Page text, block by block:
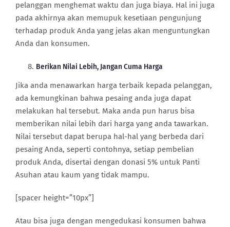
pelanggan menghemat waktu dan juga biaya. Hal ini juga
pada akhirnya akan memupuk kesetiaan pengunjung
terhadap produk Anda yang jelas akan menguntungkan
Anda dan konsumen.
Berikan Nilai Lebih, Jangan Cuma Harga
Jika anda menawarkan harga terbaik kepada pelanggan,
ada kemungkinan bahwa pesaing anda juga dapat
melakukan hal tersebut. Maka anda pun harus bisa
memberikan nilai lebih dari harga yang anda tawarkan.
Nilai tersebut dapat berupa hal-hal yang berbeda dari
pesaing Anda, seperti contohnya, setiap pembelian
produk Anda, disertai dengan donasi 5% untuk Panti
Asuhan atau kaum yang tidak mampu.
[spacer height=”10px”]
Atau bisa juga dengan mengedukasi konsumen bahwa